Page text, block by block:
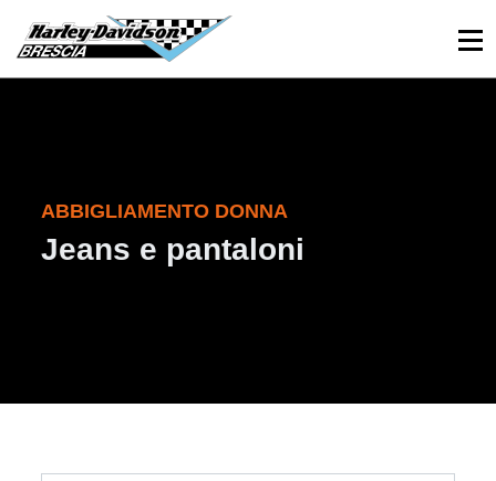
030 3366984 Viale Sant’Eufemia, 26 - Brescia
ABBIGLIAMENTO DONNA
Jeans e pantaloni